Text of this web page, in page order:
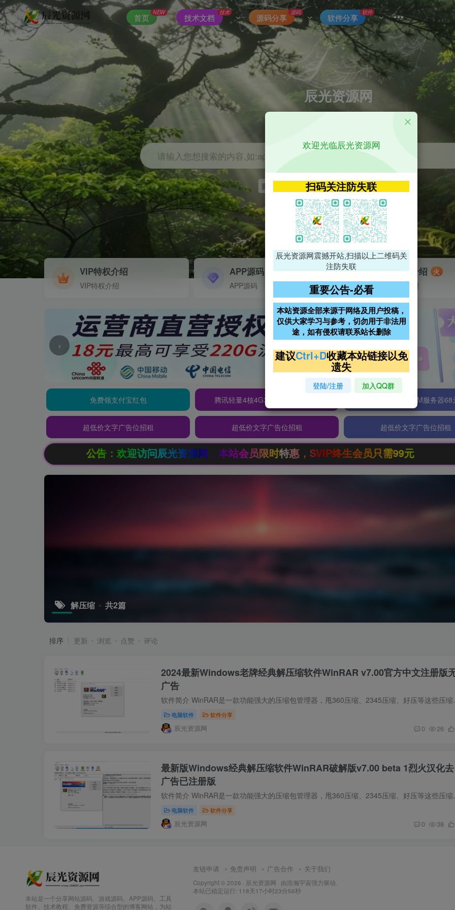
首页
NEW
技术文档
技术
源码分享
源码
软件分享
软件
辰光资源网
优质的网络资源分享平台
请输入您想搜索的内容,如:app源码
影视 神马 getapp 原神
VIP特权介绍
VIP特权介绍
APP源码
APP源码
VIP特权介绍 火
VIP特权介绍
‹
免费领支付宝红包 腾讯轻量4核4G3M服务器38元/年 阿里云2核2G200M服务器
超低价文字广告位招租 超低价文字广告位招租 超低价文字广告位招租
公告：欢迎访问辰光资源网，本站会员限时特惠，SVIP终生会员只需99元
解压缩 共2篇
排序 更新 浏览 点赞 评论
2024最新Windows老牌经典解压缩软件WinRAR v7.00官方中文注册版
广告
软件简介 WinRAR是一款功能
电脑软件 软件分享
辰光资源网 0 26
最新版Windows经典解压缩软件WinRAR破解版v7.00 beta 1烈火汉化去
广告已注册版
软件简介 WinRAR是一款功能
电脑软件 软件分享
辰光资源网 0 38
本站是一个分享网站源码、游戏源码、APP源码、工具
软件、技术教程、免费资源等综合型的博客网站，为站
友链申请 免责声明 广告合作 关于我们
Copyright © 2026 · 辰光资源网 · 由浩瀚宇宙强力驱动.
本站已稳定运行: 118天17小时23分57秒
欢迎光临辰光资源网
扫码关注防失联
辰光资源网震撼开站,扫描以上二维码关
注防失联
重要公告-必看
本站资源全部来源于网络及用户投稿，
仅供大家学习与参考，切勿用于非法用
途，如有侵权请联系站长删除
建议Ctrl+D收藏本站链接以免
遗失
登陆/注册 加入QQ群